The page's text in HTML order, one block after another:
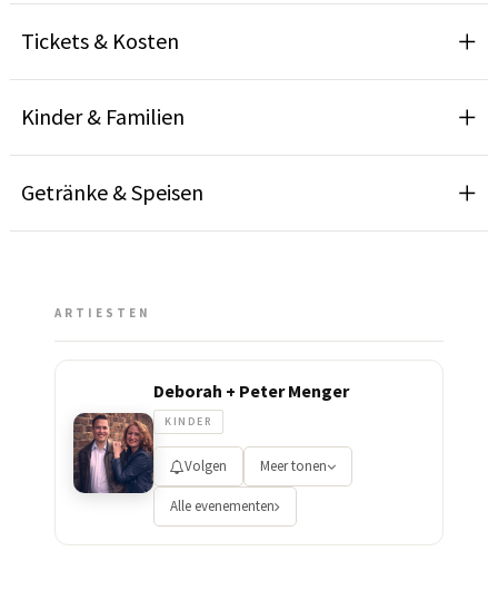
Tickets & Kosten
Kinder & Familien
Getränke & Speisen
ARTIESTEN
Deborah + Peter Menger
KINDER
Volgen Meer tonen
Alle evenementen